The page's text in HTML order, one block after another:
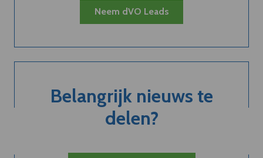
Neem dVO Leads
Belangrijk nieuws te
delen?